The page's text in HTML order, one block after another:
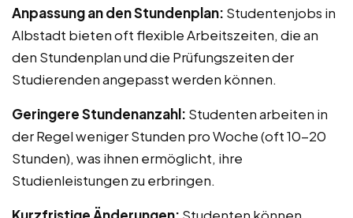
Anpassung an den Stundenplan: Studentenjobs in
Albstadt bieten oft flexible Arbeitszeiten, die an
den Stundenplan und die Prüfungszeiten der
Studierenden angepasst werden können.
Geringere Stundenanzahl: Studenten arbeiten in
der Regel weniger Stunden pro Woche (oft 10-20
Stunden), was ihnen ermöglicht, ihre
Studienleistungen zu erbringen.